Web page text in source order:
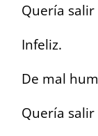
Quería
Infeliz.
De mal
Quería salir